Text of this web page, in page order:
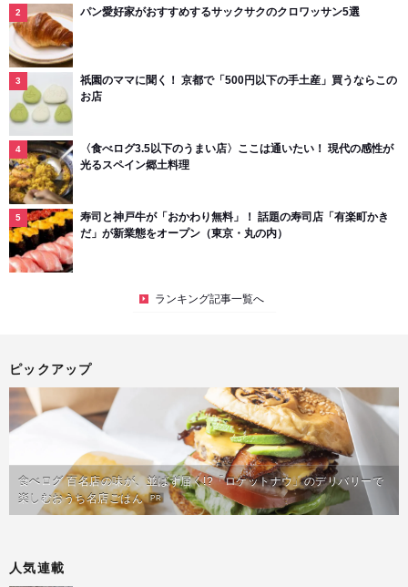
パン愛好家がおすすめするサックサクのクロワッサン5選
祇園のママに聞く！ 京都で「500円以下の手土産」買うならこの
お店
〈食べログ3.5以下のうまい店〉ここは通いたい！ 現代の感性が
光るスペイン郷土料理
寿司と神戸牛が「おかわり無料」！ 話題の寿司店「有楽町かき
だ」が新業態をオープン（東京・丸の内）
ランキング記事一覧へ
ピックアップ
食べログ 百名店の味が、並ばず届く!?「ロケットナウ」のデリバリーで
楽しむおうち名店ごはん PR
人気連載